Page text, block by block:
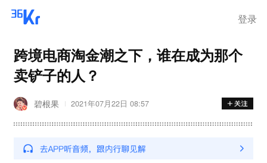
登录
跨境电商淘金潮之下，谁在成为那个
卖铲子的人？
碧根果 2021年07月22日 08:57